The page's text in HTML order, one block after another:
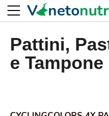
Pattini,
e
V neto